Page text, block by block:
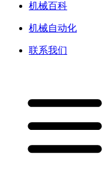
机械百科
机械自动化
联系我们